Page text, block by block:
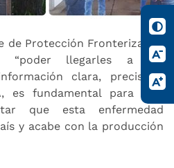
de Protección Fronteriza del
“poder llegarles a los
clara, precisa y
es fundamental para unir
que esta enfermedad
y acabe con la producción